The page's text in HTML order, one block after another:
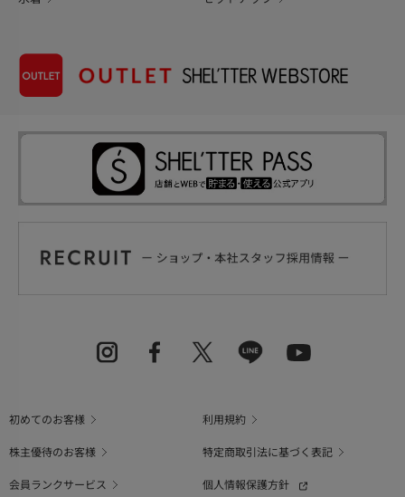
初めてのお客様
利用規約
株主優待のお客様
特定商取引法に基づく表記
会員ランクサービス
個人情報保護方針